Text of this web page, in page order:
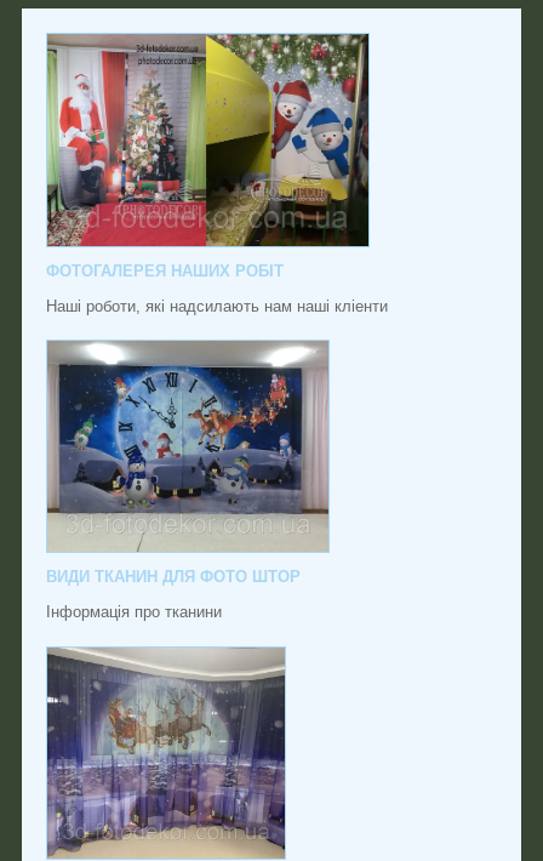
ФОТОГАЛЕРЕЯ НАШИХ РОБІТ
Наші роботи, які надсилають нам наші кліенти
ВИДИ ТКАНИН ДЛЯ ФОТО ШТОР
Інформація про тканини